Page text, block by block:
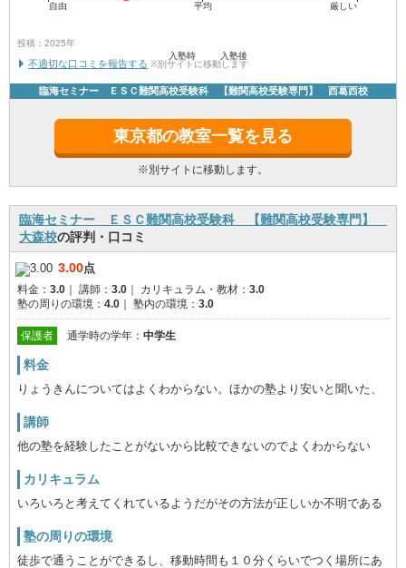
入塾時 入塾後
自由 平均 厳しい
投稿：2025年
不適切な口コミを報告する ※別サイトに移動します
臨海セミナー ＥＳＣ難関高校受験科 【難関高校受験専門】 西葛西校
東京都の教室一覧を見る
※別サイトに移動します。
臨海セミナー ＥＳＣ難関高校受験科 【難関高校受験専門】
大森校の評判・口コミ
3.00点
料金： 3.0 講師： 3.0 カリキュラム・教材： 3.0
塾の周りの環境： 4.0 塾内の環境： 3.0
保護者 通学時の学年： 中学生
料金
りょうきんについてはよくわからない。ほかの塾より安いと聞いた、
講師
他の塾を経験したことがないから比較できないのでよくわからない
カリキュラム
いろいろと考えてくれているようだがその方法が正しいか不明である
塾の周りの環境
徒歩で通うことができるし、移動時間も１０分くらいでつく場所にあ